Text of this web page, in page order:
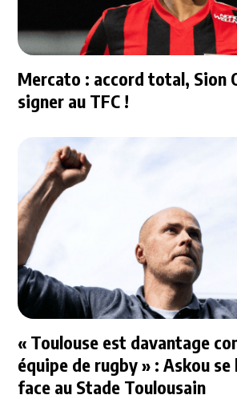
Mercato : accord total, Sion
signer au TFC !
« Toulouse est davantage
équipe de rugby » : Askou se
face au Stade Toulousain